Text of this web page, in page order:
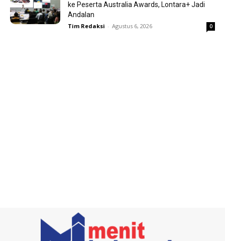
ke Peserta Australia Awards, Lontara+ Jadi
Andalan
Tim Redaksi - Agustus 6, 2026 0